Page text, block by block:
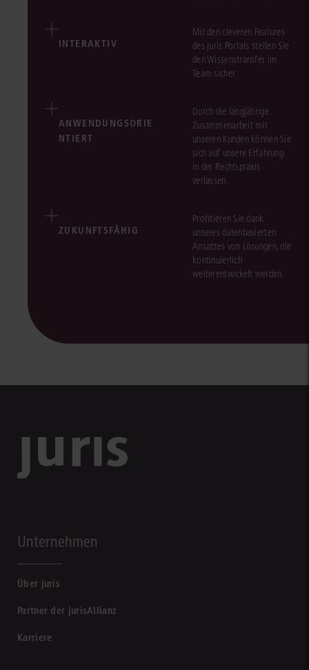
INTERAKTIV
Mit den cleveren Features
des juris Portals stellen Sie
den Wissenstransfer im
Team sicher.
ANWENDUNGSORIE
NTIERT
Durch die langjährige
Zusammenarbeit mit
unseren Kunden können Sie
sich auf unsere Erfahrung
in der Rechtspraxis
verlassen.
ZUKUNFTSFÄHIG
Profitieren Sie dank
unseres datenbasierten
Ansatzes von Lösungen, die
kontinuierlich
weiterentwickelt werden.
Unternehmen
Über juris
Partner der jurisAllianz
Karriere